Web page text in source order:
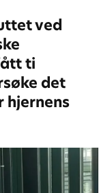
ved
ti
det
hjernens